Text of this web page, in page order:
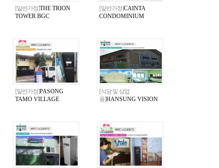
[일반가정]THE TRION
TOWER BGC
[일반가정]CAINTA
CONDOMINIUM
[일반가정]PASONG
TAMO VILLAGE
[식당 및 상업
용]HANSUNG VISION